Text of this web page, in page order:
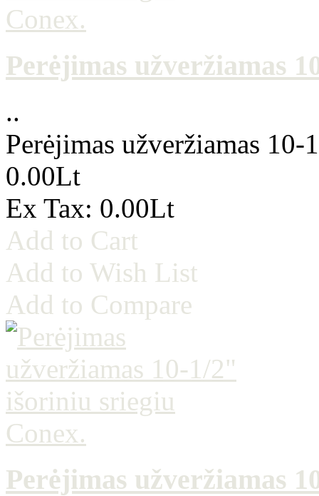
Perėjimas užveržiamas
..
Perėjimas užveržiamas
0.00Lt
Ex Tax: 0.00Lt
Add to Cart
Add to Wish List
Add to Compare
Perėjimas užveržiamas